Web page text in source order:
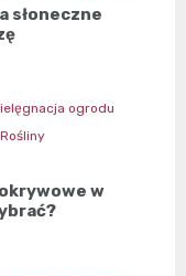
słoneczne
ogrodu
Rośliny
w